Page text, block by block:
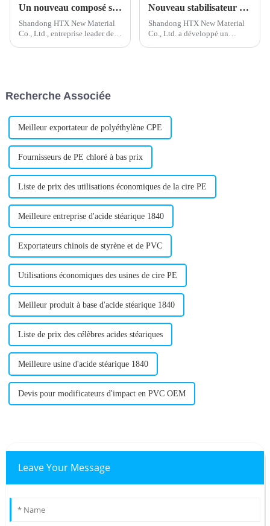
Un nouveau composé stabilisant au plomb développé pour la protection de l'environnement
Shandong HTX New Material
Co., Ltd., entreprise leader de
répondre aux besoins croissants
Nouveau stabilisateur de plomb composé développé pour des performances améliorées
Shandong HTX New Material
Co., Ltd. a développé un
Recherche Associée
Meilleur exportateur de polyéthylène CPE
Fournisseurs de PE chloré à bas prix
Liste de prix des utilisations économiques de la cire PE
Meilleure entreprise d'acide stéarique 1840
Exportateurs chinois de styrène et de PVC
Utilisations économiques des usines de cire PE
Meilleur produit à base d'acide stéarique 1840
Liste de prix des célèbres acides stéariques
Meilleure usine d'acide stéarique 1840
Devis pour modificateurs d'impact en PVC OEM
Leave Your Message